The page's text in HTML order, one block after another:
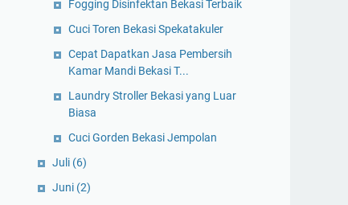
Fogging Disinfektan Bekasi Terbaik
Cuci Toren Bekasi Spekatakuler
Cepat Dapatkan Jasa Pembersih
Kamar Mandi Bekasi T...
Laundry Stroller Bekasi yang Luar
Biasa
Cuci Gorden Bekasi Jempolan
Juli (6)
Juni (2)